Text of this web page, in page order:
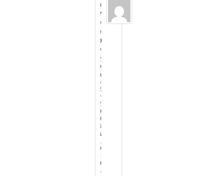
ה
ד
ס
מ
ט
ס
2
9
ב
מ
א
י
2
0
0
8
ב
9
:
0
4